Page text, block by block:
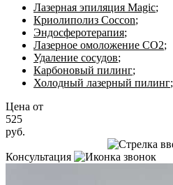
Лазерная эпиляция Magic;
Криолиполиз Coccon;
Эндосферотерапия;
Лазерное омоложение CO2;
Удаление сосудов;
Карбоновый пилинг;
Холодный лазерный пилинг;
Цена от
525
руб.
Консультация